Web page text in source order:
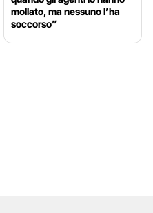
mollato, ma nessuno l’ha
soccorso”